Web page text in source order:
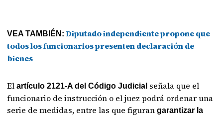
VEA TAMBIÉN: Diputado independiente propone que
todos los funcionarios presenten declaración de
bienes
Elartículo 2121-A del Código Judicial señala que el
funcionario de instrucción o el juez podrá ordenar una
serie de medidas, entre las que figuran garantizar la